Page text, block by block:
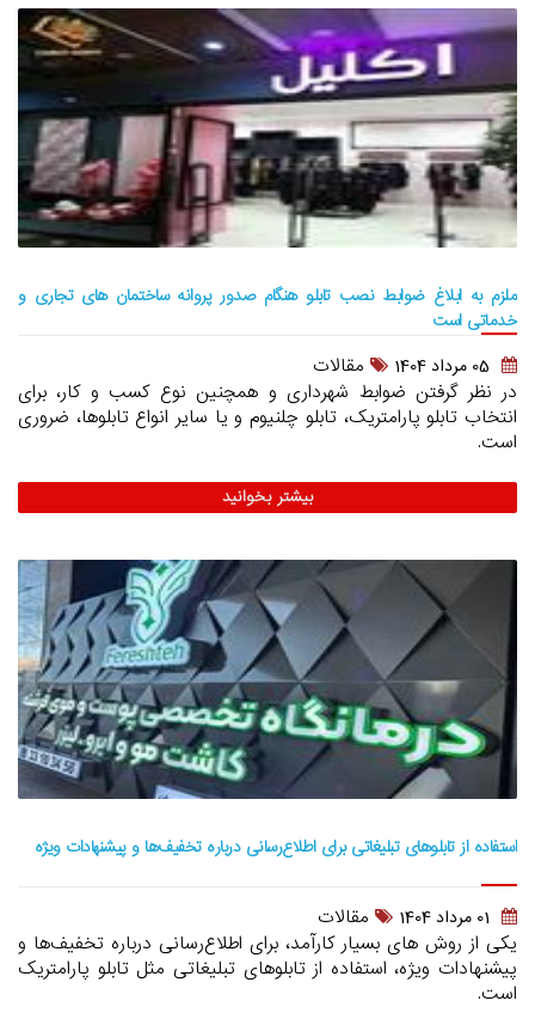
ملزم به ابلاغ ضوابط نصب تابلو هنگام صدور پروانه ساختمان های تجاری و
خدماتی است
05 مرداد 1404
مقالات
در نظر گرفتن ضوابط شهرداری و همچنین نوع کسب و کار، برای
انتخاب تابلو پارامتریک، تابلو چلنیوم و یا سایر انواع تابلوها، ضروری
است.
بیشتر بخوانید
استفاده از تابلوهای تبلیغاتی برای اطلاع‌رسانی درباره تخفیف‌ها و پیشنهادات ویژه
01 مرداد 1404
مقالات
یکی از روش های بسیار کارآمد، برای اطلاع‌رسانی درباره تخفیف‌ها و
پیشنهادات ویژه، استفاده از تابلوهای تبلیغاتی مثل تابلو پارامتریک
است.